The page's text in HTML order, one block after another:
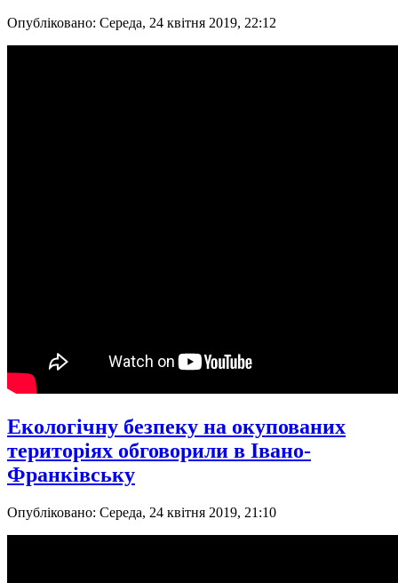
Опубліковано: Середа, 24 квітня 2019, 22:12
Екологічну безпеку на окупованих
територіях обговорили в Івано-
Франківську
Опубліковано: Середа, 24 квітня 2019, 21:10